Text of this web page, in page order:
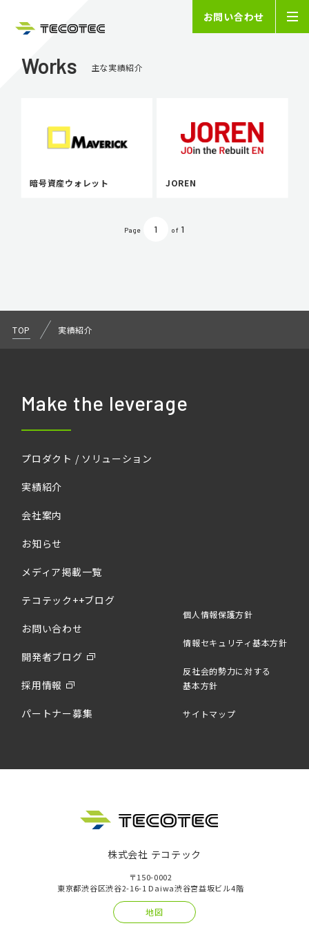
お問い合わせ
Works 主な実績紹介
暗号資産ウォレット JOREN
Page 1 of 1
TOP 実績紹介
Make the leverage
プロダクト / ソリューション
実績紹介
会社案内
お知らせ
メディア掲載一覧
テコテック++ブログ
お問い合わせ
開発者ブログ
採用情報
パートナー募集
個人情報保護方針
情報セキュリティ基本方針
反社会的勢力に対する
基本方針
サイトマップ
株式会社 テコテック
〒150-0002
東京都渋谷区渋谷2-16-1 Daiwa渋谷宮益坂ビル4階
地図